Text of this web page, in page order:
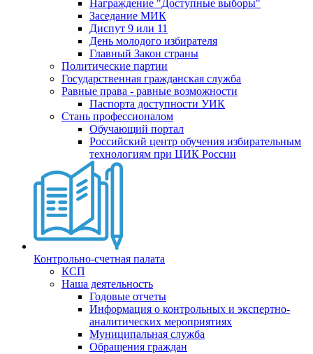
Награждение "Доступные выборы"
Заседание МИК
Диспут 9 или 11
День молодого избирателя
Главный Закон страны
Политические партии
Государственная гражданская служба
Равные права - равные возможности
Паспорта доступности УИК
Стань профессионалом
Обучающий портал
Российский центр обучения избирательным
технологиям при ЦИК России
Контрольно-счетная палата
КСП
Наша деятельность
Годовые отчеты
Информация о контрольных и экспертно-
аналитических мероприятиях
Муниципальная служба
Обращения граждан